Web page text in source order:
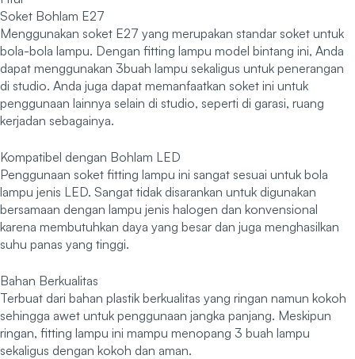
Soket Bohlam E27
Menggunakan soket E27 yang merupakan standar soket untuk
bola-bola lampu. Dengan fitting lampu model bintang ini, Anda
dapat menggunakan 3buah lampu sekaligus untuk penerangan
di studio. Anda juga dapat memanfaatkan soket ini untuk
penggunaan lainnya selain di studio, seperti di garasi, ruang
kerjadan sebagainya.
Kompatibel dengan Bohlam LED
Penggunaan soket fitting lampu ini sangat sesuai untuk bola
lampu jenis LED. Sangat tidak disarankan untuk digunakan
bersamaan dengan lampu jenis halogen dan konvensional
karena membutuhkan daya yang besar dan juga menghasilkan
suhu panas yang tinggi.
Bahan Berkualitas
Terbuat dari bahan plastik berkualitas yang ringan namun kokoh
sehingga awet untuk penggunaan jangka panjang. Meskipun
ringan, fitting lampu ini mampu menopang 3 buah lampu
sekaligus dengan kokoh dan aman.